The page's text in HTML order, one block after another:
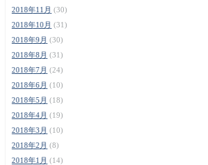
2018年11月 (30)
2018年10月 (31)
2018年9月 (30)
2018年8月 (31)
2018年7月 (24)
2018年6月 (10)
2018年5月 (18)
2018年4月 (19)
2018年3月 (10)
2018年2月 (8)
2018年1月 (14)